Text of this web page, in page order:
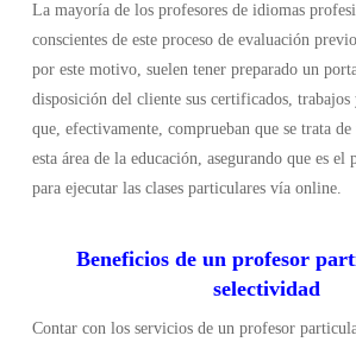
La mayoría de los profesores de idiomas
conscientes de este proceso de evaluación
por este motivo, suelen tener preparado un
disposición del cliente sus certificados,
que, efectivamente, comprueban que se trata de
esta área de la educación, asegurando que es el
para ejecutar las clases particulares vía online.
Beneficios de un profesor
selectividad
Contar con los servicios de un profesor